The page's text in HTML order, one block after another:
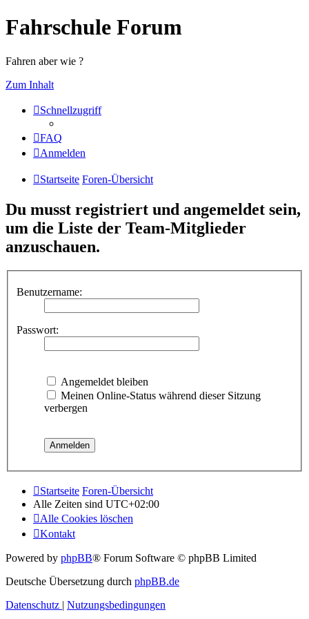
Fahrschule Forum
Fahren aber wie ?
Zum Inhalt
Schnellzugriff
FAQ
Anmelden
Startseite Foren-Übersicht
Du musst registriert und angemeldet sein,
um die Liste der Team-Mitglieder
anzuschauen.
Benutzername:
Passwort:
Angemeldet bleiben
Meinen Online-Status während dieser Sitzung
verbergen
Startseite Foren-Übersicht
Alle Zeiten sind UTC+02:00
Alle Cookies löschen
Kontakt
Powered by phpBB® Forum Software © phpBB Limited
Deutsche Übersetzung durch phpBB.de
Datenschutz | Nutzungsbedingungen